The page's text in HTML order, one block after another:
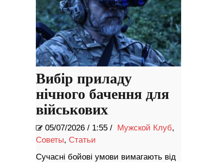
Вибір приладу
нічного бачення для
військових
05/07/2026 / 1:55 / Мужской Клуб,
Советы, Статьи
Сучасні бойові умови вимагають від